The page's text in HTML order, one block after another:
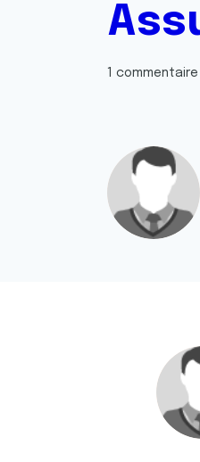
1 commentaire